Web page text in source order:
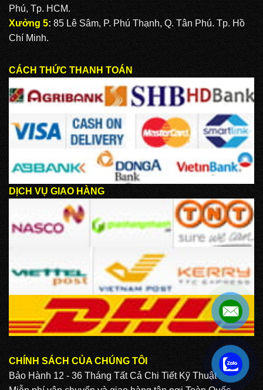
Phú, Tp. HCM.
Xưởng 5: 85 Lê Sâm, P. Phú Thạnh, Q. Tân Phú. Tp. Hồ
Chí Minh.
CÁCH THỨC THANH TOÁN
DỊCH VỤ GIAO HÀNG
CHÍNH SÁCH CỦA CHÚNG TÔI
Bảo Hành 12 - 36 Tháng Tất Cả Chi Tiết Kỹ Thuật
.